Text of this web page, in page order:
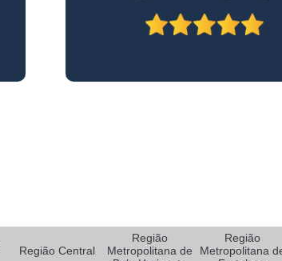
Rastreador e Bloqueador Veicular
Empresa de Rastreamento de Caminhões
Empresa de Rastreador Veicular
Região Central
Região
Metropolitana de
Região
Metropolitana